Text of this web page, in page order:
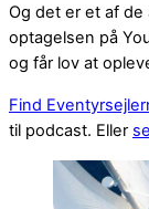
Og det er et af
optagelsen på
og får lov at
Find
til podcast. Eller